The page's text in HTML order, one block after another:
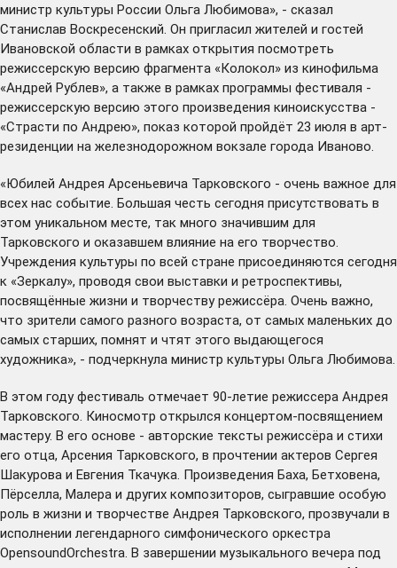
министр культуры России Ольга Любимова», - сказал
Станислав Воскресенский. Он пригласил жителей и гостей
Ивановской области в рамках открытия посмотреть
режиссерскую версию фрагмента «Колокол» из кинофильма
«Андрей Рублев», а также в рамках программы фестиваля -
режиссерскую версию этого произведения киноискусства -
«Страсти по Андрею», показ которой пройдёт 23 июля в арт-
резиденции на железнодорожном вокзале города Иваново.
«Юбилей Андрея Арсеньевича Тарковского - очень важное для
всех нас событие. Большая честь сегодня присутствовать в
этом уникальном месте, так много значившим для
Тарковского и оказавшем влияние на его творчество.
Учреждения культуры по всей стране присоединяются сегодня
к «Зеркалу», проводя свои выставки и ретроспективы,
посвящённые жизни и творчеству режиссёра. Очень важно,
что зрители самого разного возраста, от самых маленьких до
самых старших, помнят и чтят этого выдающегося
художника», - подчеркнула министр культуры Ольга Любимова.
В этом году фестиваль отмечает 90-летие режиссера Андрея
Тарковского. Киносмотр открылся концертом-посвящением
мастеру. В его основе - авторские тексты режиссёра и стихи
его отца, Арсения Тарковского, в прочтении актеров Сергея
Шакурова и Евгения Ткачука. Произведения Баха, Бетховена,
Пёрселла, Малера и других композиторов, сыгравшие особую
роль в жизни и творчестве Андрея Тарковского, прозвучали в
исполнении легендарного симфонического оркестра
OpensoundOrchestra. В завершении музыкального вечера под